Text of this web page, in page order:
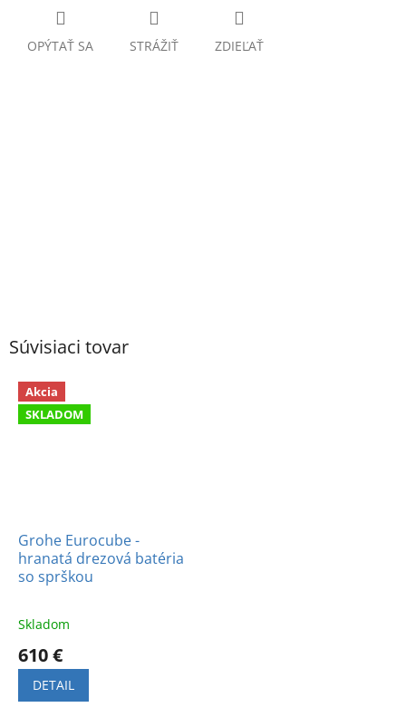
OPÝTAŤ SA STRÁŽIŤ ZDIEĽAŤ
Súvisiaci tovar
Akcia
SKLADOM
Grohe Eurocube -
hranatá drezová batéria
so sprškou
Skladom
610 €
DETAIL